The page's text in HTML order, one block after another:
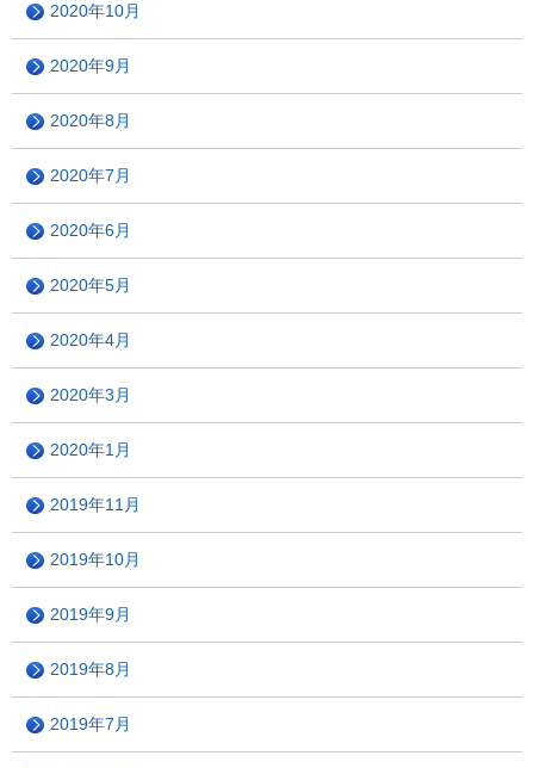
2020年10月
2020年9月
2020年8月
2020年7月
2020年6月
2020年5月
2020年4月
2020年3月
2020年1月
2019年11月
2019年10月
2019年9月
2019年8月
2019年7月